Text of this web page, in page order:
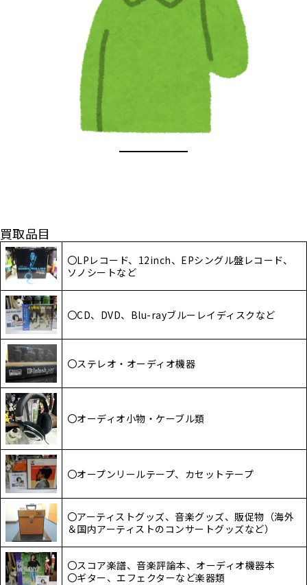
買取品目
〇LPレコード、12inch、EPシングル盤レコード、
ソノシートなど
〇CD、DVD、Blu-rayブルーレイディスクなど
〇ステレオ・オーディオ機器
〇オーディオ小物・ケーブル類
〇オープンリールテープ、カセットテープ
〇アーティストグッズ、音楽グッズ、販促物（海外
＆国内アーティストのコンサートグッズなど）
〇スコア楽譜、音楽評論本、オーディオ機器本
〇ギター、エフェクターなど楽器類